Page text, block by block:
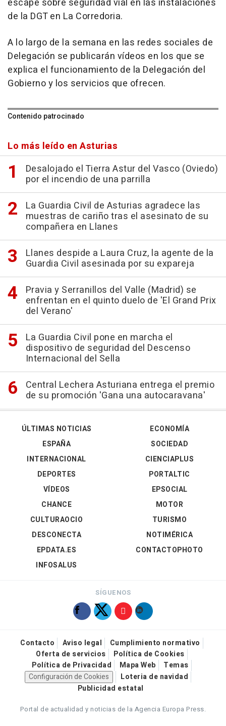
escape sobre seguridad vial en las instalaciones
de la DGT en La Corredoria.
A lo largo de la semana en las redes sociales de
Delegación se publicarán vídeos en los que se
explica el funcionamiento de la Delegación del
Gobierno y los servicios que ofrecen.
Contenido patrocinado
Lo más leído en Asturias
Desalojado el Tierra Astur del Vasco (Oviedo)
por el incendio de una parrilla
La Guardia Civil de Asturias agradece las
muestras de cariño tras el asesinato de su
compañera en Llanes
Llanes despide a Laura Cruz, la agente de la
Guardia Civil asesinada por su expareja
Pravia y Serranillos del Valle (Madrid) se
enfrentan en el quinto duelo de 'El Grand Prix
del Verano'
La Guardia Civil pone en marcha el
dispositivo de seguridad del Descenso
Internacional del Sella
Central Lechera Asturiana entrega el premio
de su promoción 'Gana una autocaravana'
ÚLTIMAS NOTICIAS
ESPAÑA
INTERNACIONAL
DEPORTES
VÍDEOS
ECONOMÍA
SOCIEDAD
CIENCIAPLUS
PORTALTIC
EPSOCIAL
CHANCE
CULTURAOCIO
DESCONECTA
EPDATA.ES
INFOSALUS
MOTOR
TURISMO
NOTIMÉRICA
CONTACTOPHOTO
SÍGUENOS
Contacto Aviso legal
Cumplimiento normativo
Oferta de servicios
Política de Cookies
Política de Privacidad
Mapa Web
Temas
Configuración de Cookies
Loteria de navidad
Publicidad estatal
Portal de actualidad y noticias de la Agencia Europa Press.